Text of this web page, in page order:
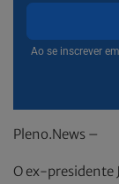
Ao se inscrever
Pleno.News –
O ex-presidente